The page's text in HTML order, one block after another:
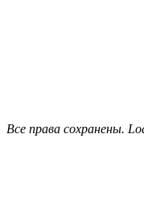
Все права сохранены.